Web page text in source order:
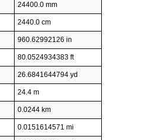
24400.0 mm
2440.0 cm
960.62992126 in
80.0524934383 ft
26.6841644794 yd
24.4 m
0.0244 km
0.0151614571 mi